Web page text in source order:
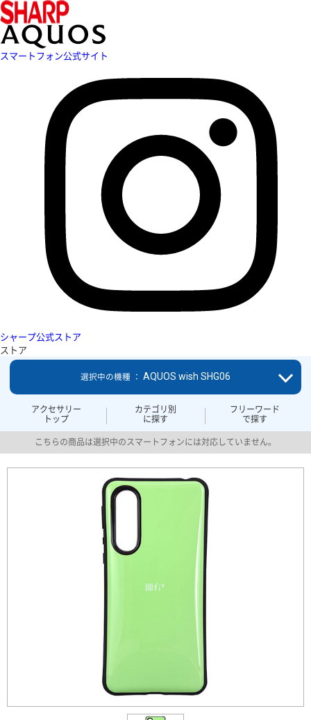
スマートフォン公式サイト
シャープ公式ストア
ストア
アクセサリー
トップ
カテゴリ別
に探す
フリーワード
で探す
選択中の機種 ： AQUOS wish SHG06
こちらの商品は選択中のスマートフォンには対応していません。